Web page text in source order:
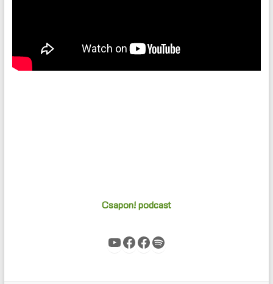
Csapon! podcast
YouTube
Facebook
Facebook
Spotify